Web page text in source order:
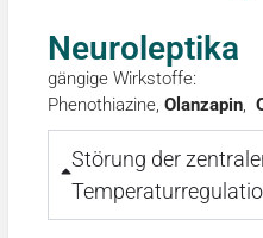
Neuroleptika
gängige Wirkstoffe:
Phenothiazine, Olanzapin,
Störung der